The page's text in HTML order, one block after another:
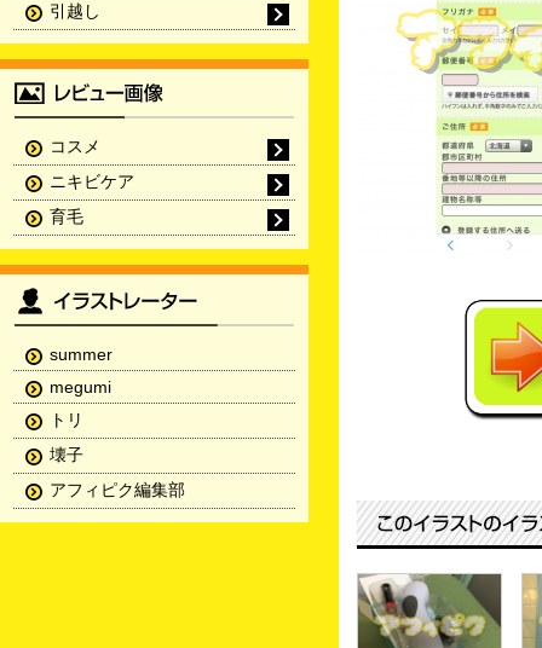
引越し
コスメ
ニキビケア
育毛
summer
megumi
トリ
壊子
アフィピク編集部